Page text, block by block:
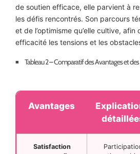
de soutien efficace, elle parvient à
les défis rencontrés. Son parcours
et de l’optimisme qu’elle cultive,
efficacité les tensions et les
Tableau 2 – Comparatif des Avantages et
Avantages
Satisfaction